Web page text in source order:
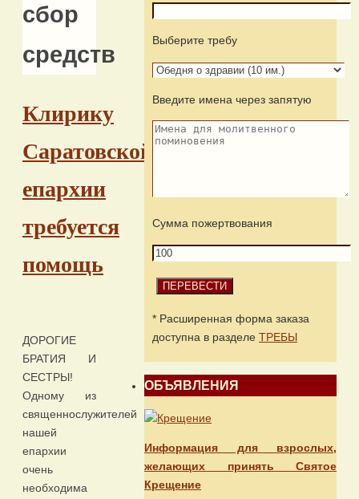
сбор
средств
Клирику
Саратовской
епархии
требуется
помощь
ДОРОГИЕ
БРАТИЯ И
СЕСТРЫ!
Одному из
священнослужителей
нашей
епархии
очень
необходима
Выберите требу
Введите имена через запятую
Сумма пожертвования
* Расширенная форма заказа
доступна в разделе ТРЕБЫ
ОБЪЯВЛЕНИЯ
Информация для взрослых,
желающих принять Святое
Крещение